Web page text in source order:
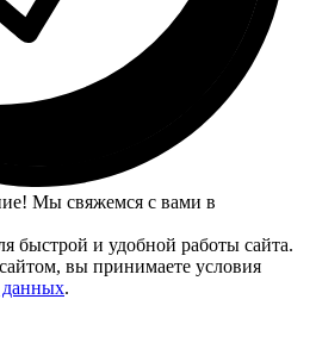
Мы свяжемся с вами в
быстрой и удобной работы сайта.
вы принимаете условия
данных.